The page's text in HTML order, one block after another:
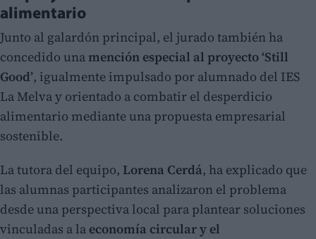
alimentario
Junto al galardón principal, el jurado también ha
concedido unamención especial al proyecto ‘Still
Good’, igualmente impulsado por alumnado del IES
La Melva y orientado a combatir el desperdicio
alimentario mediante una propuesta empresarial
sostenible.
La tutora del equipo, Lorena Cerdá, ha explicado que
las alumnas participantes analizaron el problema
desde una perspectiva local para plantear soluciones
vinculadas a la economía circular y el